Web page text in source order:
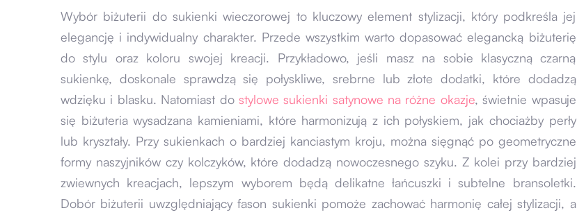
Wybór biżuterii do sukienki wieczorowej to kluczowy element stylizacji, który podkreśla jej
elegancję i indywidualny charakter. Przede wszystkim warto dopasować elegancką biżuterię
do stylu oraz koloru swojej kreacji. Przykładowo, jeśli masz na sobie klasyczną czarną
sukienkę, doskonale sprawdzą się połyskliwe, srebrne lub złote dodatki, które dodadzą
wdzięku i blasku. Natomiast do stylowe sukienki satynowe na różne okazje, świetnie wpasuje
się biżuteria wysadzana kamieniami, które harmonizują z ich połyskiem, jak chociażby perły
lub kryształy. Przy sukienkach o bardziej kanciastym kroju, można sięgnąć po geometryczne
formy naszyjników czy kolczyków, które dodadzą nowoczesnego szyku. Z kolei przy bardziej
zwiewnych kreacjach, lepszym wyborem będą delikatne łańcuszki i subtelne bransoletki.
Dobór biżuterii uwzględniający fason sukienki pomoże zachować harmonię całej stylizacji, a